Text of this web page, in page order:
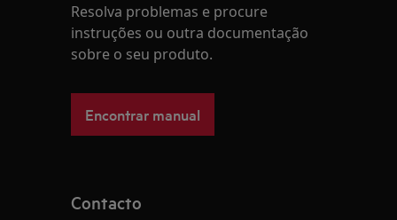
Resolva problemas e procure
instruções ou outra documentação
sobre o seu produto.
Encontrar manual
Contacto